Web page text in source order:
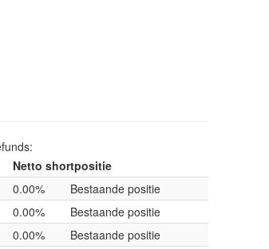
Netto shortpositie
0.00%
Bestaande positie
0.00%
Bestaande positie
0.00%
Bestaande positie